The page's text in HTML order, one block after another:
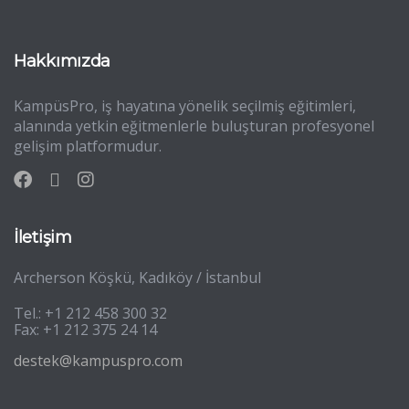
Hakkımızda
KampüsPro, iş hayatına yönelik seçilmiş eğitimleri,
alanında yetkin eğitmenlerle buluşturan profesyonel
gelişim platformudur.
İletişim
Archerson Köşkü, Kadıköy / İstanbul
Tel.: +1 212 458 300 32
Fax: +1 212 375 24 14
destek@kampuspro.com